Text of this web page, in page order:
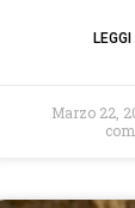
Marzo 22,